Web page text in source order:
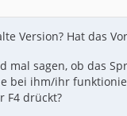
Version? Hat das
mal sagen, ob das
bei ihm/ihr
F4 drückt?